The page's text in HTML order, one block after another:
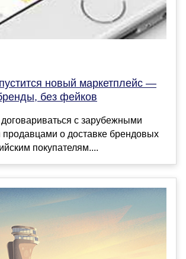
новый маркетплейс —
без фейков
договариваться с зарубежными
продавцами о доставке брендовых
покупателям....